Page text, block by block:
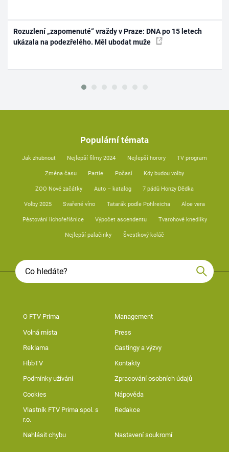
Rozuzlení „zapomenuté“ vraždy v Praze: DNA po 15 letech
ukázala na podezřelého. Měl ubodat muže
Populární témata
Jak zhubnout Nejlepší filmy 2024 Nejlepší horory TV program
Změna času Partie Počasí Kdy budou volby
ZOO Nové začátky Auto – katalog 7 pádů Honzy Dědka
Volby 2025 Svařené víno Tatarák podle Pohlreicha Aloe vera
Pěstování lichořeřišnice Výpočet ascendentu Tvarohové knedlíky
Nejlepší palačinky Švestkový koláč
O FTV Prima Management
Volná místa Press
Reklama Castingy a výzvy
HbbTV Kontakty
Podmínky užívání Zpracování osobních údajů
Cookies Nápověda
Vlastník FTV Prima spol. s
r.o.
Redakce
Nahlásit chybu Nastavení soukromí